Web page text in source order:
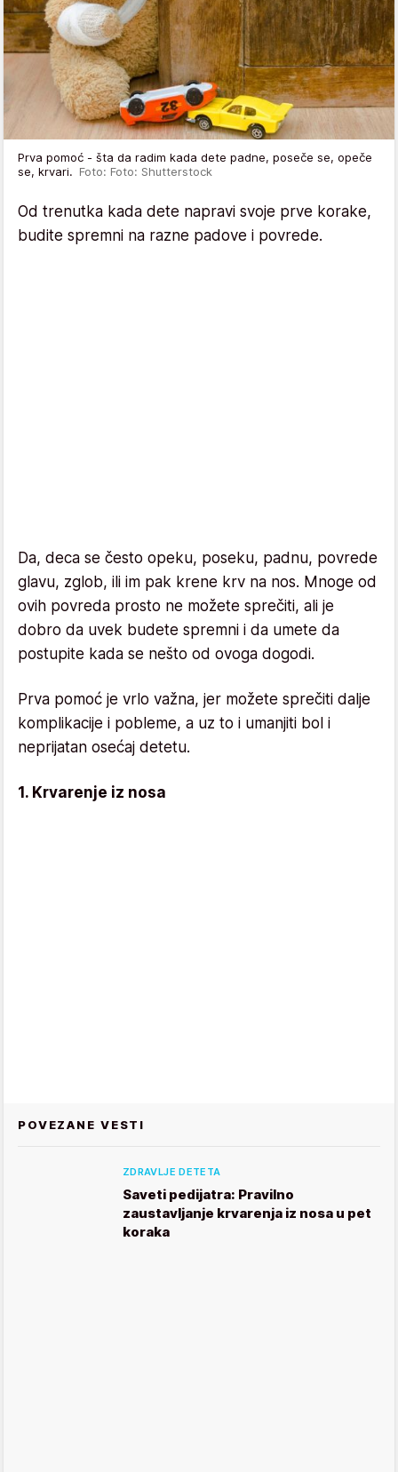
Prva pomoć - šta da radim kada dete padne, poseče se, opeče
se, krvari. Foto: Foto: Shutterstock
Od trenutka kada dete napravi svoje prve korake,
budite spremni na razne padove i povrede.
Da, deca se često opeku, poseku, padnu, povrede
glavu, zglob, ili im pak krene krv na nos. Mnoge od
ovih povreda prosto ne možete sprečiti, ali je
dobro da uvek budete spremni i da umete da
postupite kada se nešto od ovoga dogodi.
Prva pomoć je vrlo važna, jer možete sprečiti dalje
komplikacije i pobleme, a uz to i umanjiti bol i
neprijatan osećaj detetu.
1. Krvarenje iz nosa
POVEZANE VESTI
ZDRAVLJE DETETA
Saveti pedijatra: Pravilno
zaustavljanje krvarenja iz nosa u pet
koraka